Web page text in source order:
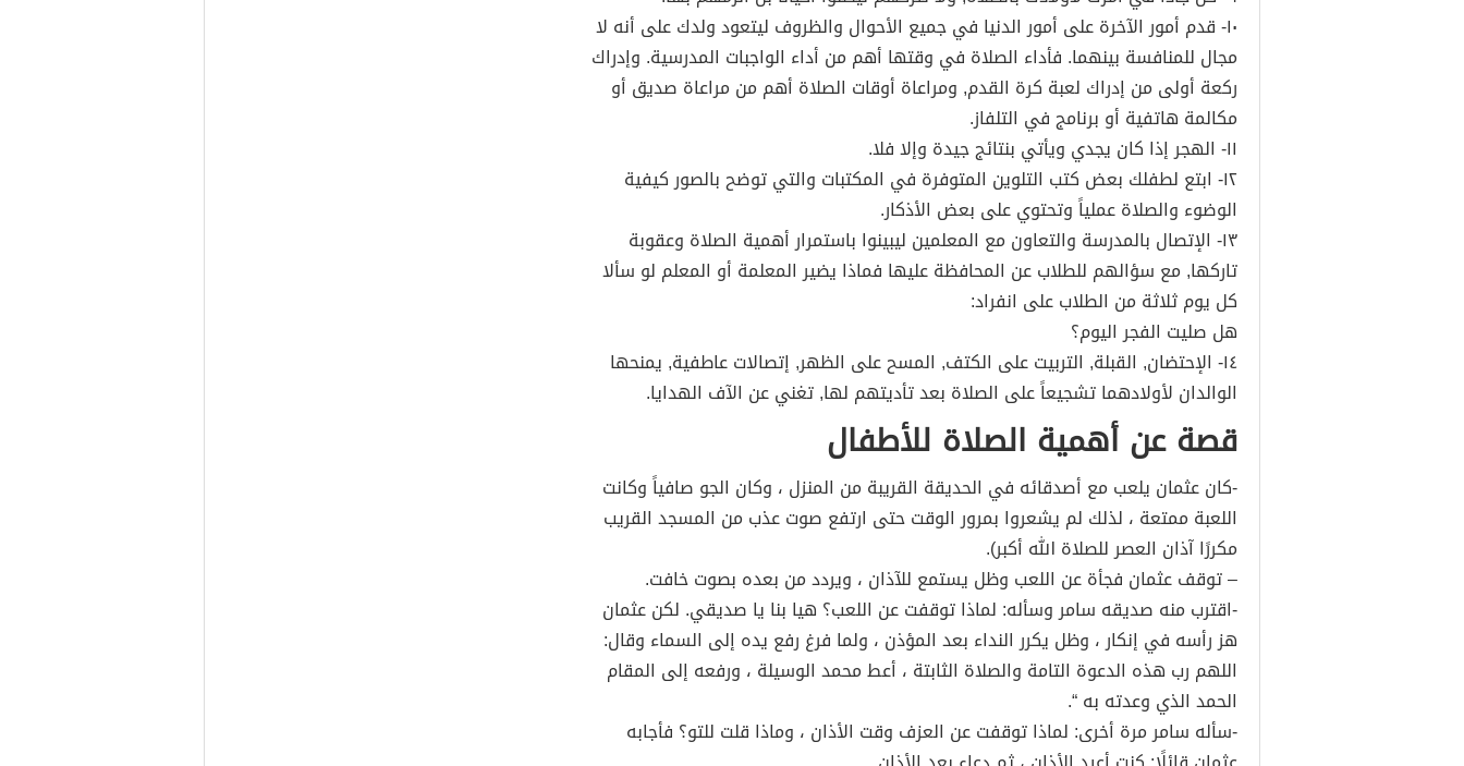
١٠- قدم أمور الآخرة على أمور الدنيا في جميع الأحوال والظروف ليتعود ولدك على أنه لا
مجال للمنافسة بينهما. فأداء الصلاة في وقتها أهم من أداء الواجبات المدرسية. وإدراك
ركعة أولى من إدراك لعبة كرة القدم, ومراعاة أوقات الصلاة أهم من مراعاة صديق أو
مكالمة هاتفية أو برنامج في التلفاز.
١١- الهجر إذا كان يجدي ويأتي بنتائج جيدة وإلا فلا.
١٢- ابتع لطفلك بعض كتب التلوين المتوفرة في المكتبات والتي توضح بالصور كيفية
الوضوء والصلاة عملياً وتحتوي على بعض الأذكار.
١٣- الإتصال بالمدرسة والتعاون مع المعلمين ليبينوا باستمرار أهمية الصلاة وعقوبة
تاركها, مع سؤالهم للطلاب عن المحافظة عليها فماذا يضير المعلمة أو المعلم لو سألا
كل يوم ثلاثة من الطلاب على انفراد:
هل صليت الفجر اليوم؟
١٤- الإحتضان, القبلة, التربيت على الكتف, المسح على الظهر, إتصالات عاطفية, يمنحها
الوالدان لأولادهما تشجيعاً على الصلاة بعد تأديتهم لها, تغني عن الآف الهدايا.
قصة عن أهمية الصلاة للأطفال
-كان عثمان يلعب مع أصدقائه في الحديقة القريبة من المنزل ، وكان الجو صافياً وكانت
اللعبة ممتعة ، لذلك لم يشعروا بمرور الوقت حتى ارتفع صوت عذب من المسجد القريب
مكررًا آذان العصر للصلاة الله أكبر).
– توقف عثمان فجأة عن اللعب وظل يستمع للآذان ، ويردد من بعده بصوت خافت.
-اقترب منه صديقه سامر وسأله: لماذا توقفت عن اللعب؟ هيا بنا يا صديقي. لكن عثمان
هز رأسه في إنكار ، وظل يكرر النداء بعد المؤذن ، ولما فرغ رفع يده إلى السماء وقال:
اللهم رب هذه الدعوة التامة والصلاة الثابتة ، أعط محمد الوسيلة ، ورفعه إلى المقام
الحمد الذي وعدته به “.
-سأله سامر مرة أخرى: لماذا توقفت عن العزف وقت الأذان ، وماذا قلت للتو؟ فأجابه